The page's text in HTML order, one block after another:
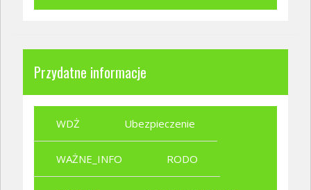
Przydatne informacje
WDŻ Ubezpieczenie
WAŻNE_INFO RODO